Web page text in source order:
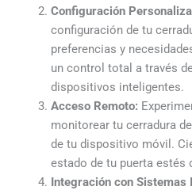
Configuración
configuración de tu
preferencias y
un control total a través
dispositivos inteligentes.
Acceso Remoto:
monitorear tu cerradura
de tu dispositivo móvil.
estado de tu puerta estés
Integración con Sistemas